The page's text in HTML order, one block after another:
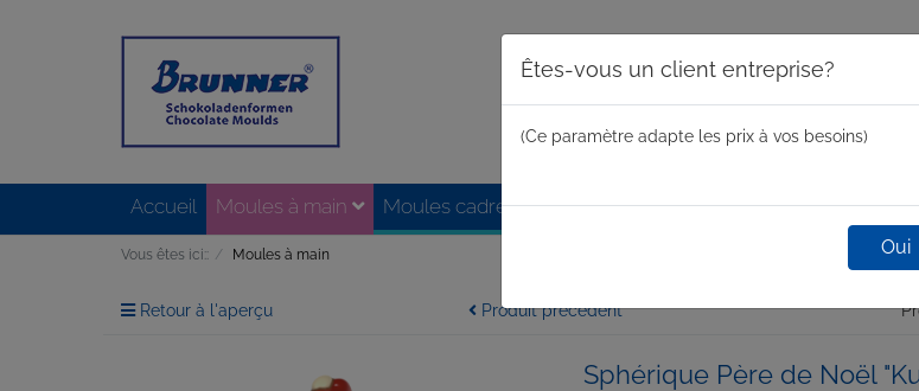
Accueil Moules à main Moules cadres Moules centrifugeurs Mini Spin
Êtes-vous un client entreprise?
(Ce paramètre adapte les prix à vos besoins)
Oui
Vous êtes ici:: Moules à main
Retour à l'aperçu Produit précédent
Sphérique Père de Noël